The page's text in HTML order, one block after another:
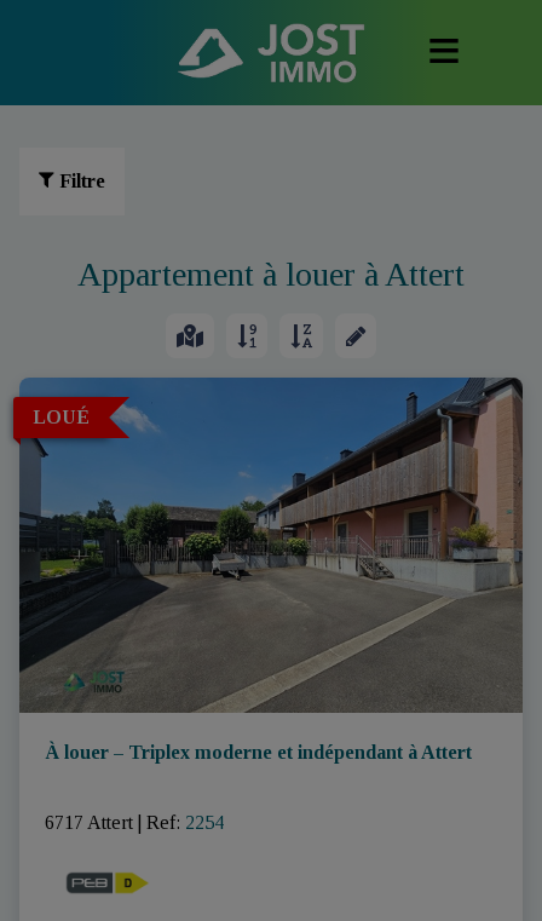
Filtre
Appartement à louer à Attert
LOUÉ
À louer – Triplex moderne et indépendant à Attert
6717 Attert Ref: 2254